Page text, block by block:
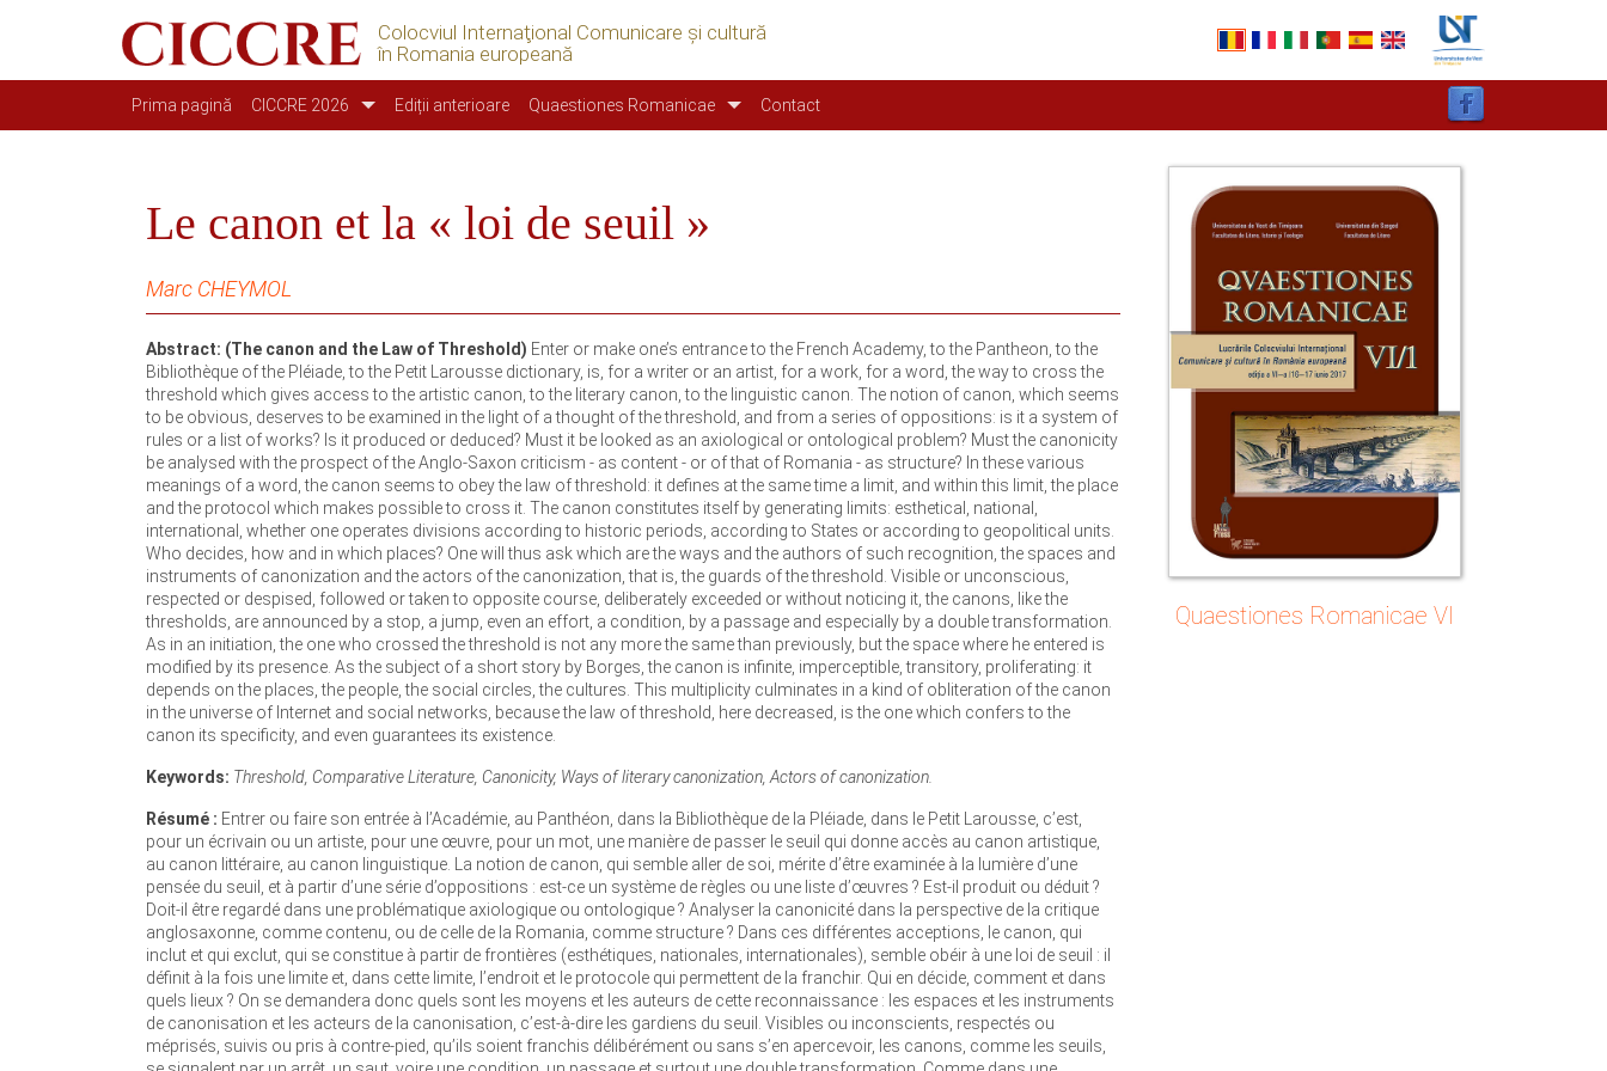
Colocviul Internaţional Comunicare şi cultură
în Romania europeană
Main navigation
Prima pagină CICCRE 2026 Ediții anterioare Quaestiones Romanicae Contact
Le canon et la « loi de seuil »
Marc CHEYMOL
Abstract: (The canon and the Law of Threshold) Enter or make one’s entrance to the French Academy, to the Pantheon, to the
Bibliothèque of the Pléiade, to the Petit Larousse dictionary, is, for a writer or an artist, for a work, for a word, the way to cross the
threshold which gives access to the artistic canon, to the literary canon, to the linguistic canon. The notion of canon, which seems
to be obvious, deserves to be examined in the light of a thought of the threshold, and from a series of oppositions: is it a system of
rules or a list of works? Is it produced or deduced? Must it be looked as an axiological or ontological problem? Must the canonicity
be analysed with the prospect of the Anglo-Saxon criticism - as content - or of that of Romania - as structure? In these various
meanings of a word, the canon seems to obey the law of threshold: it defines at the same time a limit, and within this limit, the place
and the protocol which makes possible to cross it. The canon constitutes itself by generating limits: esthetical, national,
international, whether one operates divisions according to historic periods, according to States or according to geopolitical units.
Who decides, how and in which places? One will thus ask which are the ways and the authors of such recognition, the spaces and
instruments of canonization and the actors of the canonization, that is, the guards of the threshold. Visible or unconscious,
respected or despised, followed or taken to opposite course, deliberately exceeded or without noticing it, the canons, like the
thresholds, are announced by a stop, a jump, even an effort, a condition, by a passage and especially by a double transformation.
As in an initiation, the one who crossed the threshold is not any more the same than previously, but the space where he entered is
modified by its presence. As the subject of a short story by Borges, the canon is infinite, imperceptible, transitory, proliferating: it
depends on the places, the people, the social circles, the cultures. This multiplicity culminates in a kind of obliteration of the canon
in the universe of Internet and social networks, because the law of threshold, here decreased, is the one which confers to the
canon its specificity, and even guarantees its existence.
Keywords: Threshold, Comparative Literature, Canonicity, Ways of literary canonization, Actors of canonization.
Résumé : Entrer ou faire son entrée à l’Académie, au Panthéon, dans la Bibliothèque de la Pléiade, dans le Petit Larousse, c’est,
pour un écrivain ou un artiste, pour une œuvre, pour un mot, une manière de passer le seuil qui donne accès au canon artistique,
au canon littéraire, au canon linguistique. La notion de canon, qui semble aller de soi, mérite d’être examinée à la lumière d’une
pensée du seuil, et à partir d’une série d’oppositions : est-ce un système de règles ou une liste d’œuvres ? Est-il produit ou déduit ?
Doit-il être regardé dans une problématique axiologique ou ontologique ? Analyser la canonicité dans la perspective de la critique
anglosaxonne, comme contenu, ou de celle de la Romania, comme structure ? Dans ces différentes acceptions, le canon, qui
inclut et qui exclut, qui se constitue à partir de frontières (esthétiques, nationales, internationales), semble obéir à une loi de seuil : il
définit à la fois une limite et, dans cette limite, l’endroit et le protocole qui permettent de la franchir. Qui en décide, comment et dans
quels lieux ? On se demandera donc quels sont les moyens et les auteurs de cette reconnaissance : les espaces et les instruments
de canonisation et les acteurs de la canonisation, c’est-à-dire les gardiens du seuil. Visibles ou inconscients, respectés ou
méprisés, suivis ou pris à contre-pied, qu’ils soient franchis délibérément ou sans s’en apercevoir, les canons, comme les seuils,
Quaestiones Romanicae VI